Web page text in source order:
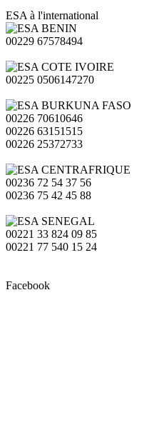
ESA à l'international
00229 67578494
00225 0506147270
00226 70610646
00226 63151515
00226 25372733
00236 72 54 37 56
00236 75 42 45 88
00221 33 824 09 85
00221 77 540 15 24
Facebook